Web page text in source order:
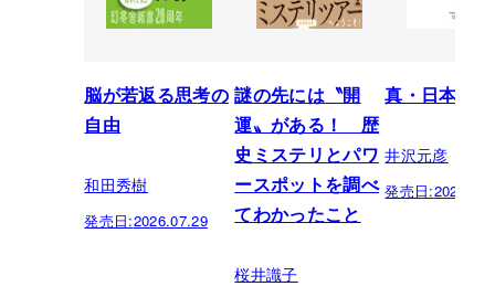
脳が若返る思考の
自由
和田秀樹
発売日:2026.07.29
謎の先には〝開
運〟がある！ 歴
史ミステリとパワ
ースポットを調べ
てわかったこと
桜井識子
真・日本の
井沢元彦
発売日: